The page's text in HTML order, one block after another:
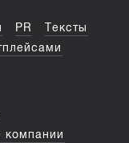
PR
Тексты
компании